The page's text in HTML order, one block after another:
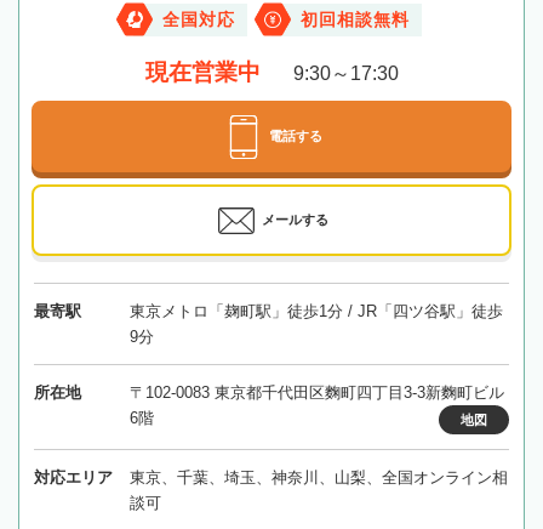
全国対応 初回相談無料
現在営業中 9:30～17:30
電話する
メールする
最寄駅
東京メトロ「麹町駅」徒歩1分 / JR「四ツ谷駅」徒歩
9分
所在地
〒102-0083 東京都千代田区麴町四丁目3-3新麴町ビル
6階
地図
対応エリア
東京、千葉、埼玉、神奈川、山梨、全国オンライン相
談可